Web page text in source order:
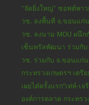
"จัดยิ่งใหญ่" ซอฟต์พาว
วช. ลงพื้นที่ จ.ขอนแก่
วช. ลงนาม MOU ผนึ
เซ็นทรัลพัฒนา ร่วมกับ
วช. ร่วมกับ จ.ขอนแก่
กระทรวงเกษตรฯ เตรี
เผยไต๋ครั้งแรก“เท่ห์-เ
องค์การตลาด กระทร